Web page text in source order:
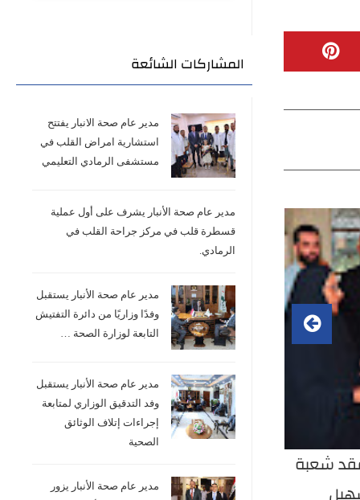
مع مدراء المستشفيات التعليمية
شعبة
المشاركات الشائعة
مدير عام صحة الانبار يفتتح
استشارية امراض القلب في
مستشفى الرمادي التعليمي
مدير عام صحة الأنبار يشرف على أول عملية
قسطرة قلب في مركز جراحة القلب في
الرمادي.
مدير عام صحة الأنبار يستقبل
وفدًا وزاريًا من دائرة التفتيش
التابعة لوزارة الصحة …
مدير عام صحة الأنبار يستقبل
وفد التدقيق الوزاري لمتابعة
إجراءات إتلاف الوثائق
الصحية
مدير عام صحة الأنبار يزور